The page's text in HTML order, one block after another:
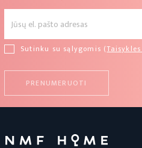
Sutinku su sąlygomis (